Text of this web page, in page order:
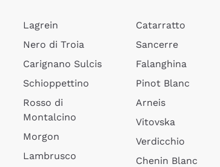
Lagrein
Nero di Troia
Carignano Sulcis
Schioppettino
Rosso di
Montalcino
Morgon
Lambrusco
Catarratto
Sancerre
Falanghina
Pinot Blanc
Arneis
Vitovska
Verdicchio
Chenin Blanc